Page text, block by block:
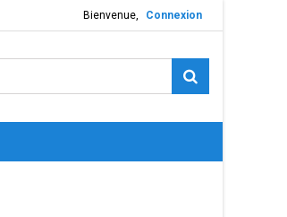
Bienvenue, Connexion